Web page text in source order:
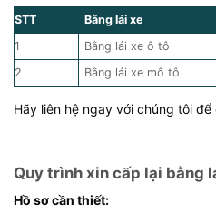
STT Bằng lái xe
1
Bằng lái xe ô tô
2
Bằng lái xe mô tô
Hãy liên hệ ngay với chúng tôi
Quy trình xin cấp lại bằng
Hồ sơ cần thiết: